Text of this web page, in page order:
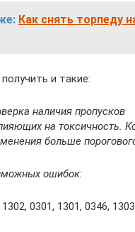
Как снять торпеду
и такие:
наличия пропусков
на токсичность.
больше
ошибок:
0301, 1301, 0346, 1303